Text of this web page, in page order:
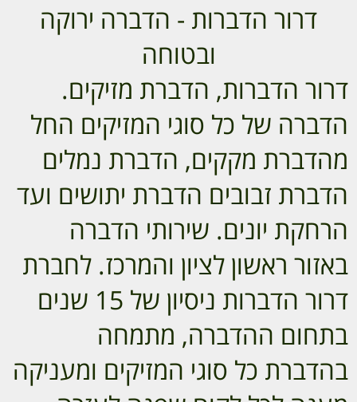
דרור הדברות - הדברה ירוקה
ובטוחה
דרור הדברות, הדברת מזיקים.
הדברה של כל סוגי המזיקים החל
מהדברת מקקים, הדברת נמלים
הדברת זבובים הדברת יתושים ועד
הרחקת יונים. שירותי הדברה
באזור ראשון לציון והמרכז. לחברת
דרור הדברות ניסיון של 15 שנים
בתחום ההדברה, מתמחה
בהדברת כל סוגי המזיקים ומעניקה